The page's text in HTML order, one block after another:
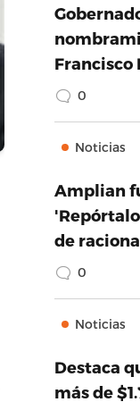
Francisco
0
Noticias
Amplian
de
0
Noticias
Destaca
más de